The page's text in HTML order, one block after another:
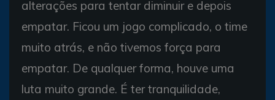
alterações para tentar diminuir e depois
empatar. Ficou um jogo complicado, o time
muito atrás, e não tivemos força para
empatar. De qualquer forma, houve uma
luta muito grande. É ter tranquilidade,